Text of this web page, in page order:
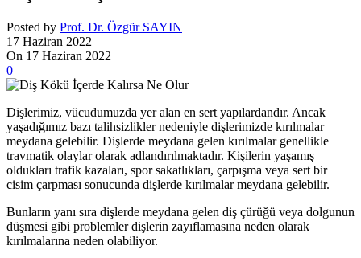
Posted by Prof. Dr. Özgür SAYIN
17 Haziran 2022
On 17 Haziran 2022
0
Dişlerimiz, vücudumuzda yer alan en sert yapılardandır. Ancak
yaşadığımız bazı talihsizlikler nedeniyle dişlerimizde kırılmalar
meydana gelebilir. Dişlerde meydana gelen kırılmalar genellikle
travmatik olaylar olarak adlandırılmaktadır. Kişilerin yaşamış
oldukları trafik kazaları, spor sakatlıkları, çarpışma veya sert bir
cisim çarpması sonucunda dişlerde kırılmalar meydana gelebilir.
Bunların yanı sıra dişlerde meydana gelen diş çürüğü veya dolgunun
düşmesi gibi problemler dişlerin zayıflamasına neden olarak
kırılmalarına neden olabiliyor.